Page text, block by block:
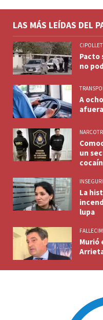
LAS MÁS LEÍDAS DEL
Pacto
no
A
un
La
lupa
Murió